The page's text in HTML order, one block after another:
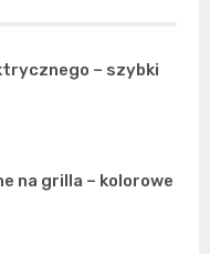
– szybki
na grilla – kolorowe